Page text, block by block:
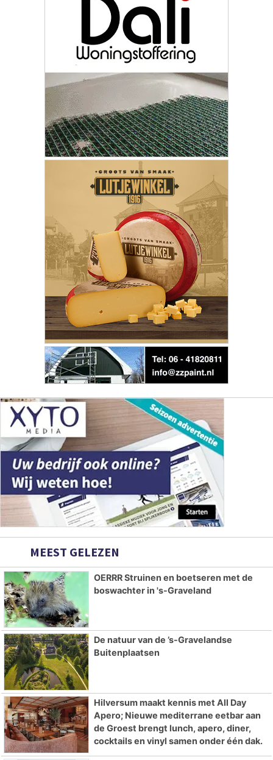
MEEST GELEZEN
OERRR Struinen en boetseren met de
boswachter in 's-Graveland
De natuur van de ’s-Gravelandse
Buitenplaatsen
Hilversum maakt kennis met All Day
Apero; Nieuwe mediterrane eetbar aan
de Groest brengt lunch, apero, diner,
cocktails en vinyl samen onder één dak.